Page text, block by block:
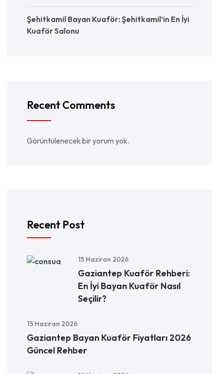
Şehitkamil Bayan Kuaför: Şehitkamil’in En İyi
Kuaför Salonu
Recent Comments
Görüntülenecek bir yorum yok.
Recent Post
15 Haziran 2026
Gaziantep Kuaför Rehberi:
En İyi Bayan Kuaför Nasıl
Seçilir?
15 Haziran 2026
Gaziantep Bayan Kuaför Fiyatları 2026
Güncel Rehber